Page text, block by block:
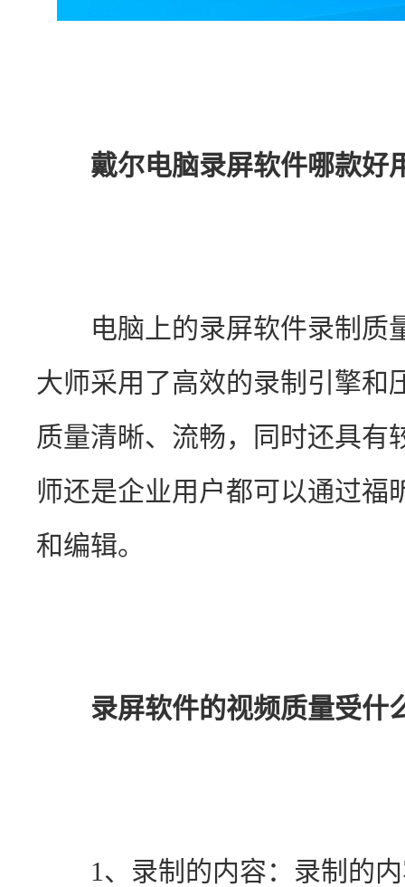
戴尔电脑录屏软件哪款好
电脑上的录屏软件录制质
大师采用了高效的录制引擎和
质量清晰、流畅，同时还具有
师还是企业用户都可以通过福
和编辑。
录屏软件的视频质量受什
1、录制的内容：录制的内